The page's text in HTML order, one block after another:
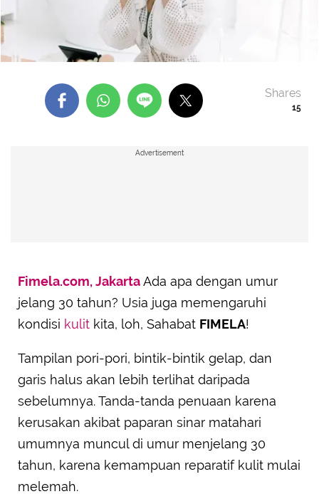
15
Shares
Advertisement
Fimela.com, JakartaAda apa dengan umur
jelang 30 tahun? Usia juga memengaruhi
kondisi kulit kita, loh, Sahabat FIMELA!
Tampilan pori-pori, bintik-bintik gelap, dan
garis halus akan lebih terlihat daripada
sebelumnya. Tanda-tanda penuaan karena
kerusakan akibat paparan sinar matahari
umumnya muncul di umur menjelang 30
tahun, karena kemampuan reparatif kulit mulai
melemah.